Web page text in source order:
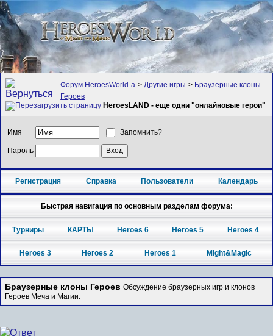
Форум HeroesWorld-а >Другие игры > Браузерные клоны
Героев
HeroesLAND - еще одни "онлайновые герои"
Имя Запомнить?
Пароль
Регистрация Справка Пользователи Календарь
Быстрая навигация по основным разделам форума:
Турниры КАРТЫ Heroes 6 Heroes 5 Heroes 4
Heroes 3 Heroes 2 Heroes 1 Might&Magic
Браузерные клоны Героев Обсуждение браузерных игр и клонов
Героев Меча и Магии.